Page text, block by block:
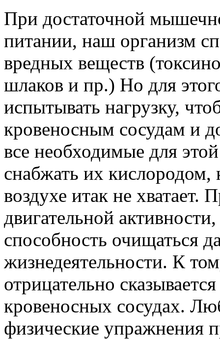
При достаточной
питании, наш организм
вредных веществ
шлаков и пр.) Но для
испытывать нагрузку,
кровеносным сосудам и
все необходимые для
снабжать их кислородом,
воздухе итак не хватает.
двигательной
способность очищаться
жизнедеятельности. К
отрицательно
кровеносных сосудах.
физические упражнения